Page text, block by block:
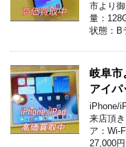
市より
量：
状態：B
岐阜市
アイパ
iPhone/
来店頂
ア：Wi-
27,000